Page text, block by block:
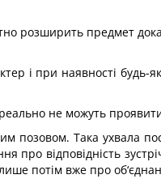
розширить предмет
і при наявності будь-
не можуть
Така ухвала
відповідність
лише потім вже про